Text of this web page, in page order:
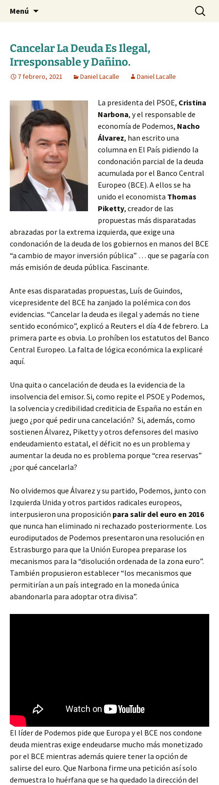
dlacalle.com
Blog de Daniel Lacalle
Menú Buscar:
Cancelar La Deuda Es Ilegal,
Irresponsable y Dañino.
7 febrero, 2021 Daniel Lacalle Daniel Lacalle
La presidenta del PSOE, Cristina
Narbona, y el responsable de
economía de Podemos, Nacho
Álvarez, han escrito una
columna en El País pidiendo la
condonación parcial de la deuda
acumulada por el Banco Central
Europeo (BCE). A ellos se ha
unido el economista Thomas
Piketty, creador de las
propuestas más disparatadas
abrazadas por la extrema izquierda, que exige una
condonación de la deuda de los gobiernos en manos del BCE
“a cambio de mayor inversión pública” … que se pagaría con
más emisión de deuda pública. Fascinante.
Ante esas disparatadas propuestas, Luís de Guindos,
vicepresidente del BCE ha zanjado la polémica con dos
evidencias. “Cancelar la deuda es ilegal y además no tiene
sentido económico”, explicó a Reuters el día 4 de febrero. La
primera parte es obvia. Lo prohíben los estatutos del Banco
Central Europeo. La falta de lógica económica la explicaré
aquí.
Una quita o cancelación de deuda es la evidencia de la
insolvencia del emisor. Si, como repite el PSOE y Podemos,
la solvencia y credibilidad crediticia de España no están en
juego ¿por qué pedir una cancelación? Si, además, como
sostienen Álvarez, Piketty y otros defensores del masivo
endeudamiento estatal, el déficit no es un problema y
aumentar la deuda no es problema porque “crea reservas”
¿por qué cancelarla?
No olvidemos que Álvarez y su partido, Podemos, junto con
Izquierda Unida y otros partidos radicales europeos,
interpusieron una proposición para salir del euro en 2016
que nunca han eliminado ni rechazado posteriormente. Los
eurodiputados de Podemos presentaron una resolución en
Estrasburgo para que la Unión Europea preparase los
mecanismos para la “disolución ordenada de la zona euro”.
También propusieron establecer “los mecanismos que
permitirían a un país integrado en la moneda única
abandonarla para adoptar otra divisa”.
El líder de Podemos pide que Europa y el BCE nos condone
deuda mientras exige endeudarse mucho más monetizado
por el BCE mientras además quiere tener la opción de
salirse del euro. Que Narbona firme una petición así solo
demuestra lo huérfana que se ha quedado la dirección del